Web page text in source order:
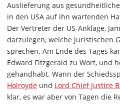
Auslieferung aus
in den USA auf ihn wartenden
Der Vertreter der US-Anklage,
darzulegen, welche juristischen
sprechen. Am Ende des Tages
Edward Fitzgerald zu Wort, und
gehandhabt. Wann der
Holroyde und Lord Chief Justice
klar, es war aber von Tagen die